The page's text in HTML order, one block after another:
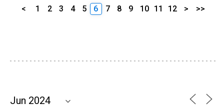
< 1 2 3 4 5 6 7 8 9 10 11 12 > >>